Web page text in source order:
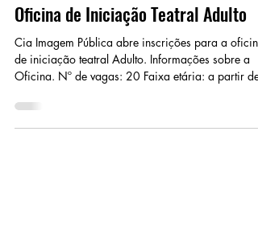
Oficina de Iniciação Teatral Adulto
Cia Imagem Pública abre inscrições para a oficina
de iniciação teatral Adulto. Informações sobre a
Oficina. Nº de vagas: 20 Faixa etária: a partir de
duração durante 12 Sábados, das … Continue
reading →